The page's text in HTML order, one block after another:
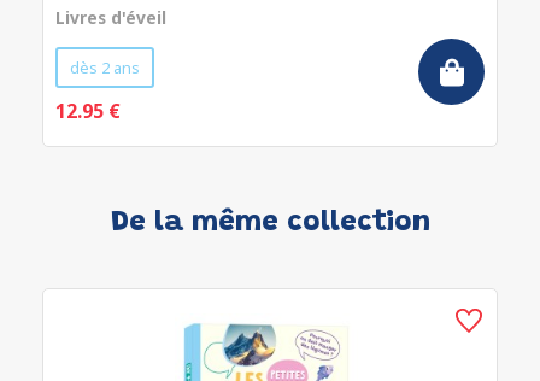
Livres d'éveil
dès 2 ans
12.95 €
De la même collection